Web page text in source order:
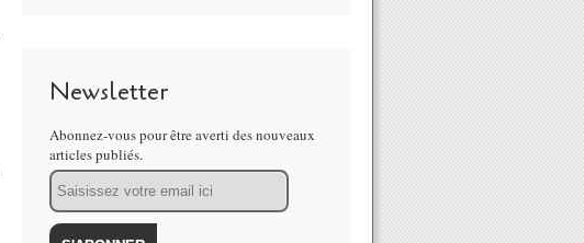
Newsletter
Abonnez-vous pour être averti des nouveaux
articles publiés.
Email